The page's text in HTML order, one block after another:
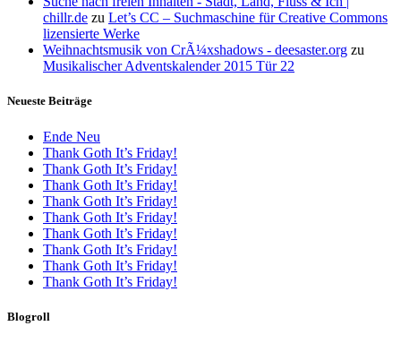
chillr.de zu Let’s CC – Suchmaschine für Creative Commons
lizensierte Werke
Weihnachtsmusik von CrÃ¼xshadows - deesaster.org zu
Musikalischer Adventskalender 2015 Tür 22
Neueste Beiträge
Ende Neu
Thank Goth It’s Friday!
Thank Goth It’s Friday!
Thank Goth It’s Friday!
Thank Goth It’s Friday!
Thank Goth It’s Friday!
Thank Goth It’s Friday!
Thank Goth It’s Friday!
Thank Goth It’s Friday!
Thank Goth It’s Friday!
Blogroll